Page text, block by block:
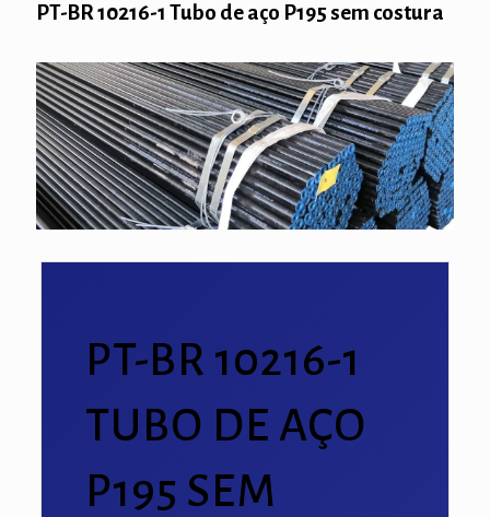
PT-BR 10216-1 Tubo de aço P195 sem costura
PT-BR 10216-1
TUBO DE AÇO
P195 SEM